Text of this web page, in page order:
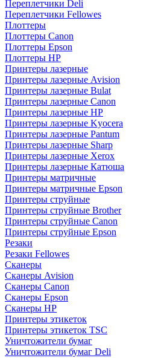
Переплетчики Deli
Переплетчики Fellowes
Плоттеры
Плоттеры Canon
Плоттеры Epson
Плоттеры HP
Принтеры лазерные
Принтеры лазерные Avision
Принтеры лазерные Bulat
Принтеры лазерные Canon
Принтеры лазерные HP
Принтеры лазерные Kyocera
Принтеры лазерные Pantum
Принтеры лазерные Sharp
Принтеры лазерные Xerox
Принтеры лазерные Катюша
Принтеры матричные
Принтеры матричные Epson
Принтеры струйные
Принтеры струйные Brother
Принтеры струйные Canon
Принтеры струйные Epson
Резаки
Резаки Fellowes
Сканеры
Сканеры Avision
Сканеры Canon
Сканеры Epson
Сканеры HP
Принтеры этикеток
Принтеры этикеток TSC
Уничтожители бумаг
Уничтожители бумаг Deli